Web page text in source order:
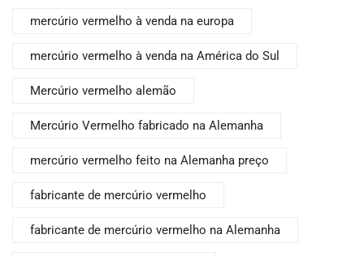
mercúrio vermelho à venda na europa
mercúrio vermelho à venda na América do Sul
Mercúrio vermelho alemão
Mercúrio Vermelho fabricado na Alemanha
mercúrio vermelho feito na Alemanha preço
fabricante de mercúrio vermelho
fabricante de mercúrio vermelho na Alemanha